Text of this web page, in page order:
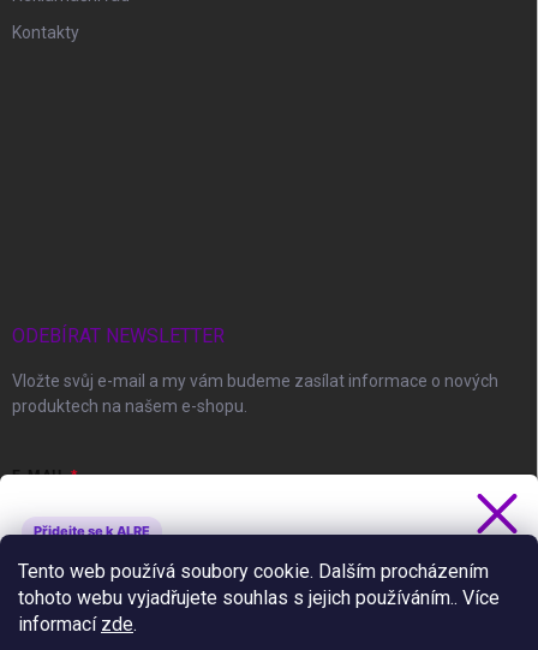
Tento web používá soubory cookie. Dalším procházením
tohoto webu vyjadřujete souhlas s jejich používáním.. Více
informací zde.
Kontakty
ODEBÍRAT NEWSLETTER
Vložte svůj e-mail a my vám budeme zasílat informace o nových
produktech na našem e-shopu.
E-MAIL
Vložením e-mailu souhlasíte spodmínkami ochrany osobních údajů
Přihlásit se
Přidejte se k ALRE
Získejte 5 % slevu
Novinky, slevy a tipy jako první.